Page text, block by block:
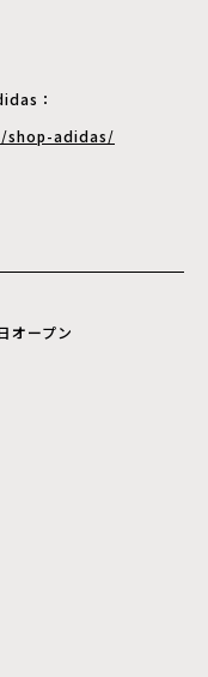
：
shop-adidas/
オープン